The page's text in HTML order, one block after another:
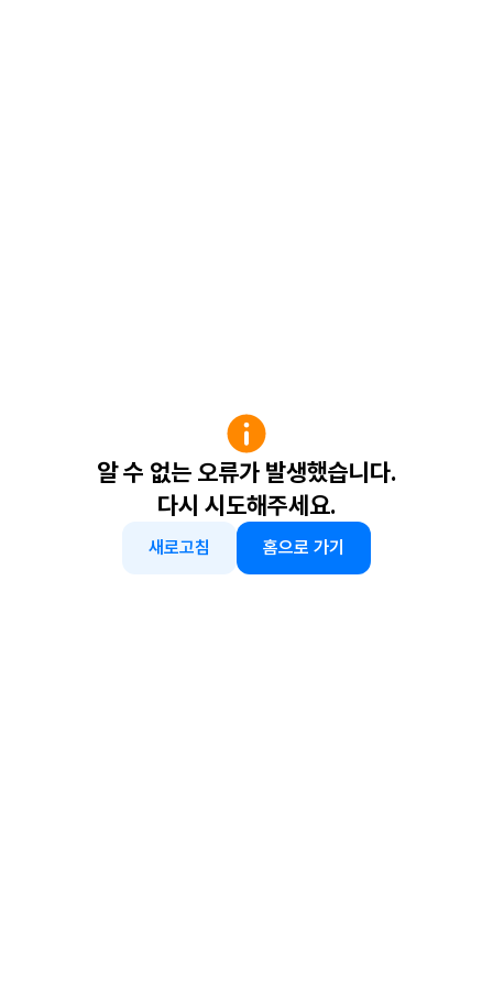
알 수 없는 오류가 발생했습니다.
다시 시도해주세요.
새로고침 홈으로 가기